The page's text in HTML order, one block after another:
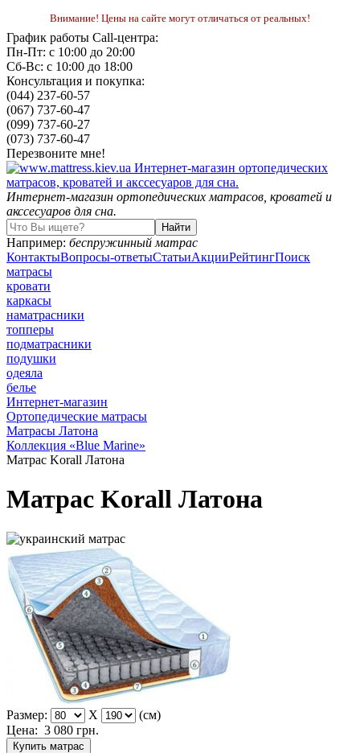
Внимание! Цены на сайте могут отличаться от реальных!
График работы Call-центра:
Пн-Пт: с 10:00 до 20:00
Сб-Вс: с 10:00 до 18:00
Консультация и покупка:
(044) 237-60-57
(067) 737-60-47
(099) 737-60-27
(073) 737-60-47
Перезвоните мне!
Интернет-магазин ортопедических матрасов, кроватей и
акссесуаров для сна.
Например: беспружинный матрас
КонтактыВопросы-ответыСтатьиАкцииРейтингПоиск
матрасы
кровати
каркасы
наматрасники
топперы
подматрасники
подушки
одеяла
белье
Интернет-магазин
Ортопедические матрасы
Матрасы Латона
Коллекция «Blue Marine»
Матрас Korall Латона
Матрас Korall Латона
Размер: X
(см)
Цена: 3 080 грн.
Купить матрас